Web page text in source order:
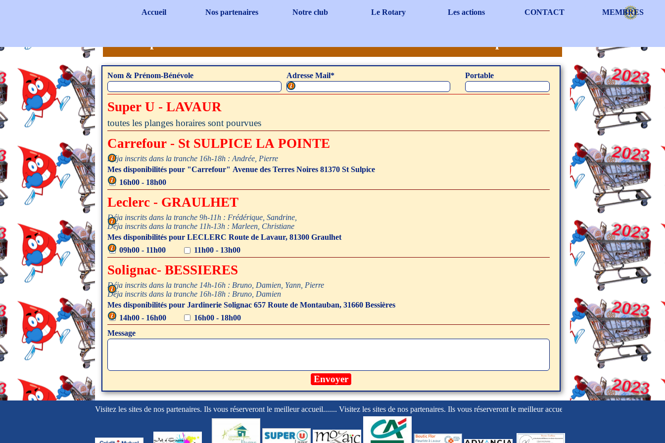
Sauter le menu
Accueil Nos partenaires ▼
Notre club ▼
Le Rotary ▼
Les actions ▼
CONTACT ▼
MEMBRES
Nom & Prénom-Bénévole Adresse Mail*
Portable
Super U - LAVAUR
toutes les planges horaires sont pourvues
Carrefour - St SULPICE LA POINTE
Déja inscrits dans la tranche 16h-18h : Andrée, Pierre
4 personnes maximum par tranche horaire.
Mes disponibilités pour "Carrefour" Avenue des Terres Noires 81370 St Sulpice
16h00 - 18h00
Vous pouvez choisir plusieurs plages horaires- 4 personnes maximum par tranche horaire.
Leclerc - GRAULHET
Déja inscrits dans la tranche 9h-11h : Frédérique, Sandrine,
Déja inscrits dans la tranche 11h-13h : Marleen, Christiane
4 personnes maximum par tranche horaire.
Mes disponibilités pour LECLERC Route de Lavaur, 81300 Graulhet
09h00 - 11h00
11h00 - 13h00
Vous pouvez choisir plusieurs plages horaires- 4 personnes maximum par tranche horaire.
Solignac- BESSIERES
Déja inscrits dans la tranche 14h-16h : Bruno, Damien, Yann, Pierre
Déja inscrits dans la tranche 16h-18h : Bruno, Damien
4 personnes maximum par tranche horaire.
Mes disponibilités pour Jardinerie Solignac 657 Route de Montauban, 31660 Bessières
14h00 - 16h00
16h00 - 18h00
Vous pouvez choisir plusieurs plages horaires- 4 personnes maximum par tranche horaire.
Message
Visitez les sites de nos partenaires. Ils vous réserveront le meilleur accueil....... Visitez les sites de nos partenaires. Ils vous réserveront le meilleur accueil.......